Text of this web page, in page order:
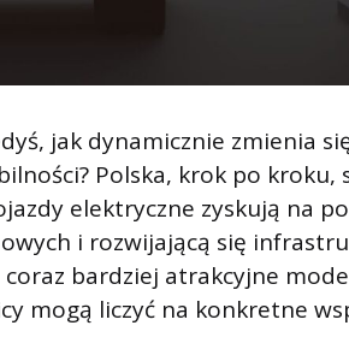
jak dynamicznie zmienia
Polska, krok po kroku,
elektryczne zyskują na
i rozwijającą się
bardziej atrakcyjne
mogą liczyć na konkretne